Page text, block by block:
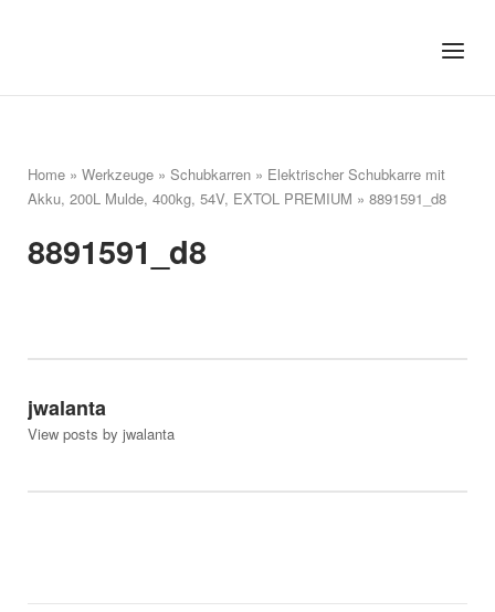
Menu
Home » Werkzeuge » Schubkarren » Elektrischer Schubkarre mit
Akku, 200L Mulde, 400kg, 54V, EXTOL PREMIUM » 8891591_d8
8891591_d8
jwalanta
View posts by jwalanta